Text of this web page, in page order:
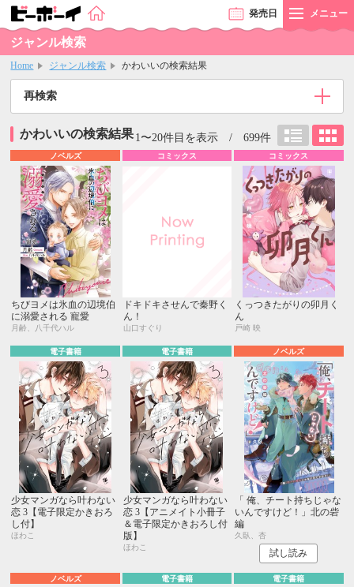
発売日 メニュー
ジャンル検索
Home ジャンル検索 かわいいの検索結果
再検索
かわいいの検索結果 1〜20件目を表示 / 699件
ノベルズ
ちびヨメは氷血の辺境伯
に溺愛される 寵愛
月齢、八千代ハル
コミックス
ドキドキさせんで秦野く
ん！
山口すぐり
コミックス
くっつきたがりの卯月く
ん
戸崎 映
電子書籍
少女マンガなら叶わない
恋 3【電子限定かきおろ
し付】
ほわこ
電子書籍
少女マンガなら叶わない
恋 3【アニメイト小冊子
＆電子限定かきおろし付
版】
ほわこ
ノベルズ
「 俺、チート持ちじゃな
いんですけど！」北の砦
編
久臥、杏
試し読み
ノベルズ 電子書籍 電子書籍